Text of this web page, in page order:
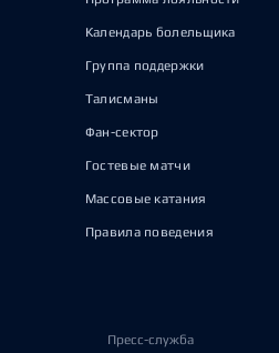
Календарь болельщика
Группа поддержки
Талисманы
Фан-сектор
Гостевые матчи
Массовые катания
Правила поведения
Пресс-служба